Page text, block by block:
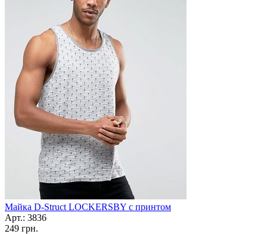
Майка D-Struct LOCKERSBY с принтом
Арт.: 3836
249 грн.